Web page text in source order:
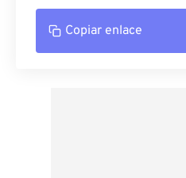
Copiar enlace